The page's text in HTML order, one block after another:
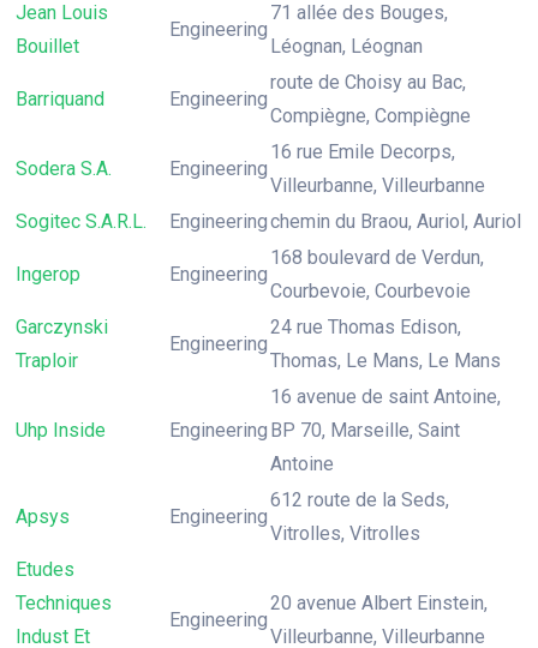
Jean Louis
Bouillet
Engineering
71 allée des Bouges,
Léognan, Léognan
Barriquand Engineering
route de Choisy au Bac,
Compiègne, Compiègne
Sodera S.A. Engineering
16 rue Emile Decorps,
Villeurbanne, Villeurbanne
Sogitec S.A.R.L.
Engineeringchemin du Braou, Auriol, Auriol
Ingerop Engineering
168 boulevard de Verdun,
Courbevoie, Courbevoie
Garczynski
Traploir
Engineering
24 rue Thomas Edison,
Thomas, Le Mans, Le Mans
Uhp Inside Engineering
16 avenue de saint Antoine,
BP 70, Marseille, Saint
Antoine
Apsys Engineering
612 route de la Seds,
Vitrolles, Vitrolles
Etudes
Techniques
Indust Et
Engineering
20 avenue Albert Einstein,
Villeurbanne, Villeurbanne